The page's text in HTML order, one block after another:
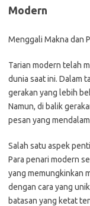
Modern
Menggali Makna dan
Tarian modern telah
dunia saat ini. Dalam
gerakan yang lebih
Namun, di balik
pesan yang
Salah satu aspek
Para penari modern
yang memungkinkan
dengan cara yang
batasan yang ketat